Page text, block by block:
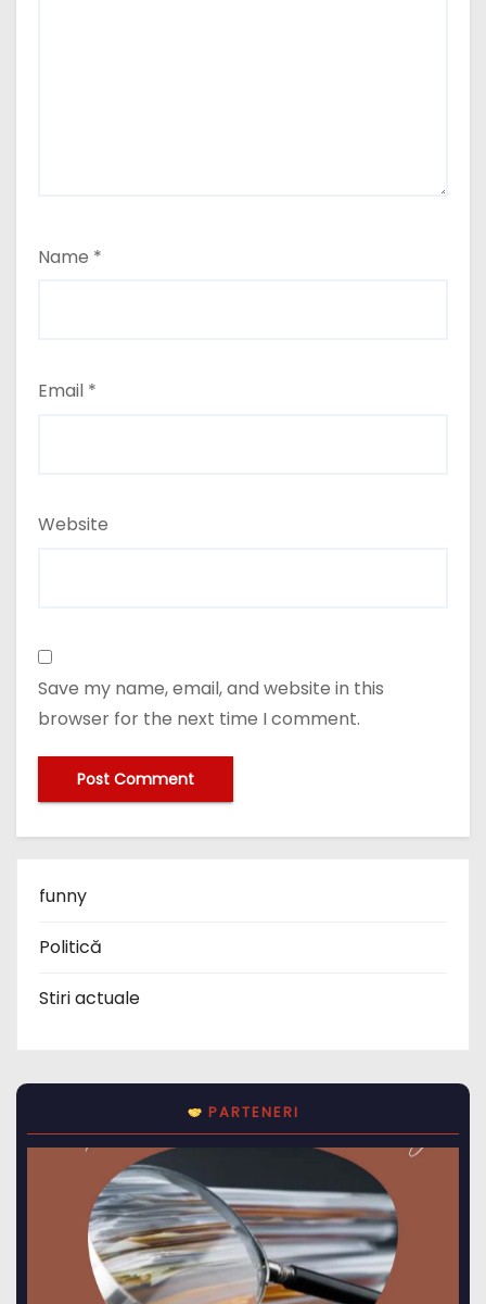
Name *
Email *
Website
Save my name, email, and website in this
browser for the next time I comment.
funny
Politică
Stiri actuale
PARTENERI